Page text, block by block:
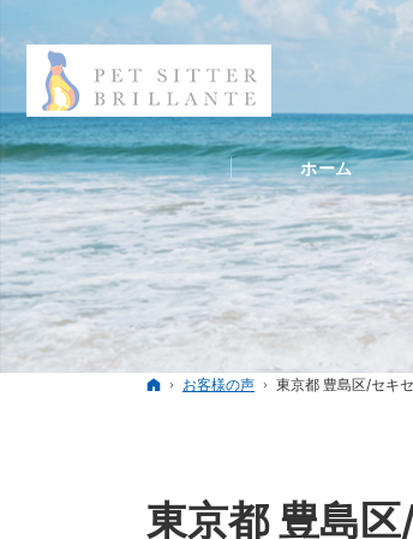
ホーム
お客様の声 東京都 豊島区/セキ
東京都 豊島
ホーム